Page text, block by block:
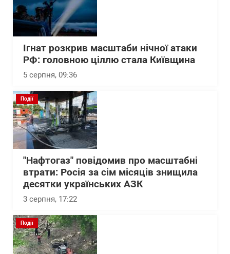
Ігнат розкрив масштаби нічної атаки
РФ: головною ціллю стала Київщина
5 серпня, 09:36
Події
"Нафтогаз" повідомив про масштабні
втрати: Росія за сім місяців знищила
десятки українських АЗК
3 серпня, 17:22
Події